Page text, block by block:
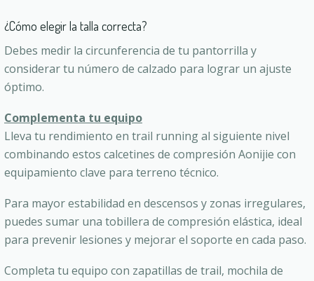
¿Cómo elegir la talla correcta?
Debes medir la circunferencia de tu pantorrilla y
considerar tu número de calzado para lograr un ajuste
óptimo.
Complementa tu equipo
Lleva tu rendimiento en trail running al siguiente nivel
combinando estos calcetines de compresión Aonijie con
equipamiento clave para terreno técnico.
Para mayor estabilidad en descensos y zonas irregulares,
puedes sumar una tobillera de compresión elástica, ideal
para prevenir lesiones y mejorar el soporte en cada paso.
Completa tu equipo con zapatillas de trail, mochila de